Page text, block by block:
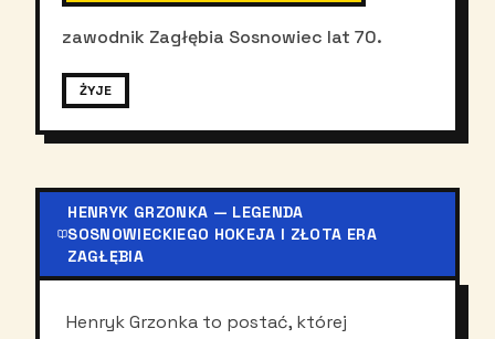
zawodnik Zagłębia Sosnowiec lat 70.
ŻYJE
HENRYK GRZONKA — LEGENDA
SOSNOWIECKIEGO HOKEJA I ZŁOTA ERA
ZAGŁĘBIA
Henryk Grzonka to postać, której